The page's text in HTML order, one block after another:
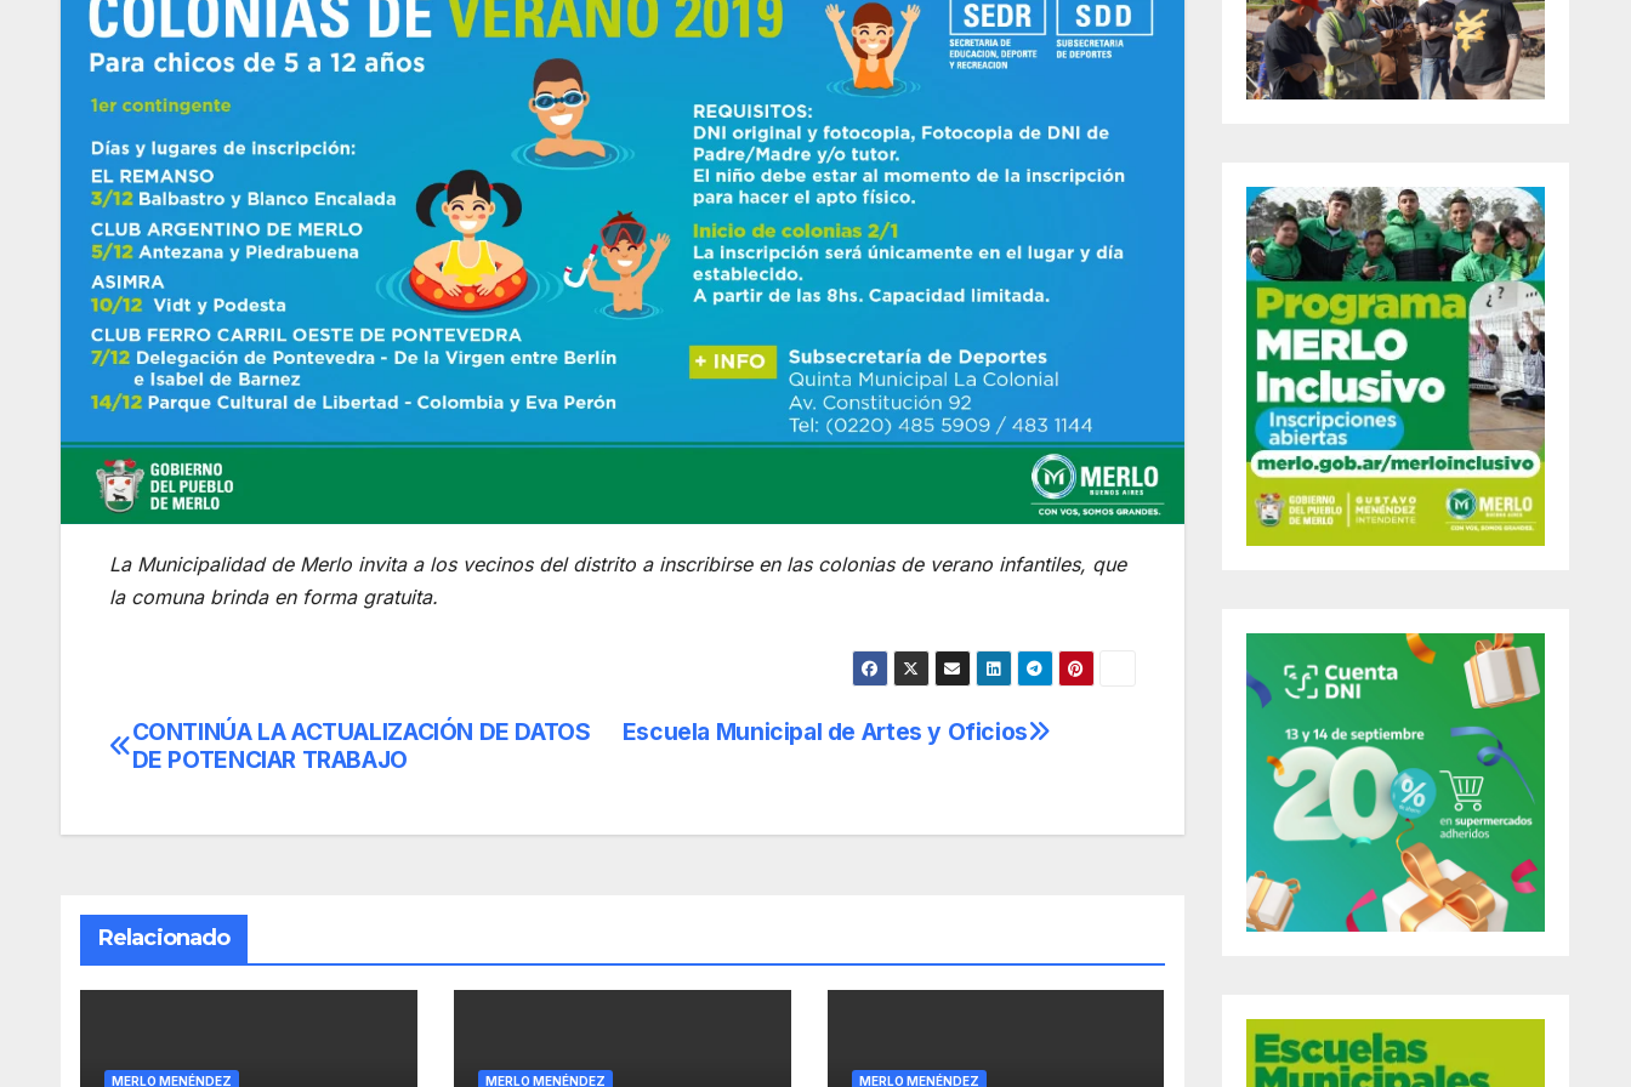
La Municipalidad de Merlo invita a los vecinos del distrito a inscribirse en las colonias de verano infantiles, que
la comuna brinda en forma gratuita.
Navegación
entradas
Escuela Municipal de Artes y Oficios
CONTINÚA LA ACTUALIZACIÓN DE DATOS
DE POTENCIAR TRABAJO
Relacionado
MERLO MENÉNDEZ MERLO MENÉNDEZ MERLO MENÉNDEZ